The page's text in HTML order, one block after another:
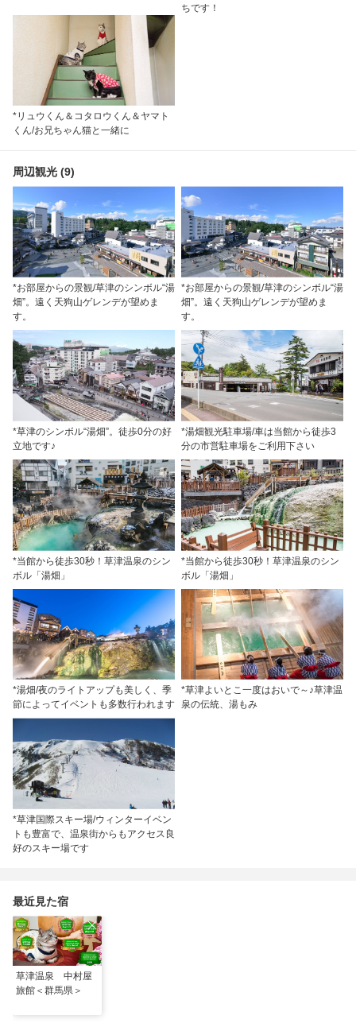
ちです！
*リュウくん＆コタロウくん＆ヤマト
くん/お兄ちゃん猫と一緒に
周辺観光 (9)
*お部屋からの景観/草津のシンボル“湯
畑”。遠く天狗山ゲレンデが望めま
す。
*お部屋からの景観/草津のシンボル“湯
畑”。遠く天狗山ゲレンデが望めま
す。
*草津のシンボル“湯畑”。徒歩0分の好
立地です♪
*湯畑観光駐車場/車は当館から徒歩3
分の市営駐車場をご利用下さい
*当館から徒歩30秒！草津温泉のシン
ボル「湯畑」
*当館から徒歩30秒！草津温泉のシン
ボル「湯畑」
*湯畑/夜のライトアップも美しく、季
節によってイベントも多数行われます
*草津よいとこ一度はおいで～♪草津温
泉の伝統、湯もみ
*草津国際スキー場/ウィンターイベン
トも豊富で、温泉街からもアクセス良
好のスキー場です
最近見た宿
草津温泉 中村屋
旅館＜群馬県＞